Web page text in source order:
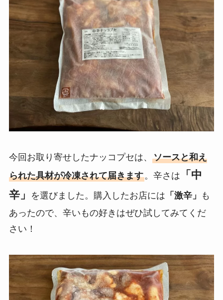
今回お取り寄せしたナッコプセは、 ソースと和え
られた具材が冷凍されて届きます。辛さは
「中
辛」
を選びました。購入したお店には 「激辛」
も
あったので、辛いもの好きはぜひ試してみてくだ
さい！